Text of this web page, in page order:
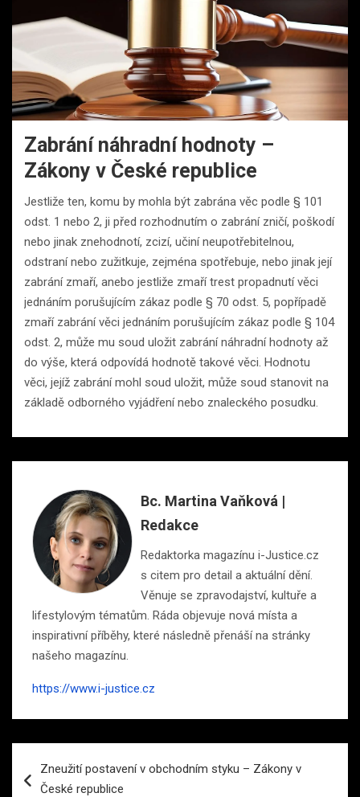
Zabrání náhradní hodnoty –
Zákony v České republice
Jestliže ten, komu by mohla být zabrána věc podle § 101
odst. 1 nebo 2, ji před rozhodnutím o zabrání zničí, poškodí
nebo jinak znehodnotí, zcizí, učiní neupotřebitelnou,
odstraní nebo zužitkuje, zejména spotřebuje, nebo jinak její
zabrání zmaří, anebo jestliže zmaří trest propadnutí věci
jednáním porušujícím zákaz podle § 70 odst. 5, popřípadě
zmaří zabrání věci jednáním porušujícím zákaz podle § 104
odst. 2, může mu soud uložit zabrání náhradní hodnoty až
do výše, která odpovídá hodnotě takové věci. Hodnotu
věci, jejíž zabrání mohl soud uložit, může soud stanovit na
základě odborného vyjádření nebo znaleckého posudku.
Bc. Martina Vaňková |
Redakce
Redaktorka magazínu i-Justice.cz
s citem pro detail a aktuální dění.
Věnuje se zpravodajství, kultuře a
lifestylovým tématům. Ráda objevuje nová místa a
inspirativní příběhy, které následně přenáší na stránky
našeho magazínu.
https://www.i-justice.cz
proZneužití postavení v obchodním styku – Zákony v
České republice